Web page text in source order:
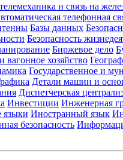
и связь на
телефонная
Базы данных
Безопасность
Биржевое дело
вагонное хозяйство
Государственное и
Детали машин и
Диспетчерская
Инвестиции Инженерная
языки Иностранный язык
безопасность